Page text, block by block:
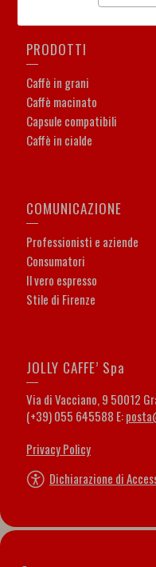
PRODOTTI
Caffè in grani
Caffè macinato
Capsule compatibili
Caffè in cialde
COMUNICAZIONE
Professionisti e aziende
Consumatori
Il vero espresso
Stile di Firenze
JOLLY CAFFE’ Spa
Via di Vacciano, 9 50012
(+39) 055 645588 E:
Privacy Policy
Dichiarazione di